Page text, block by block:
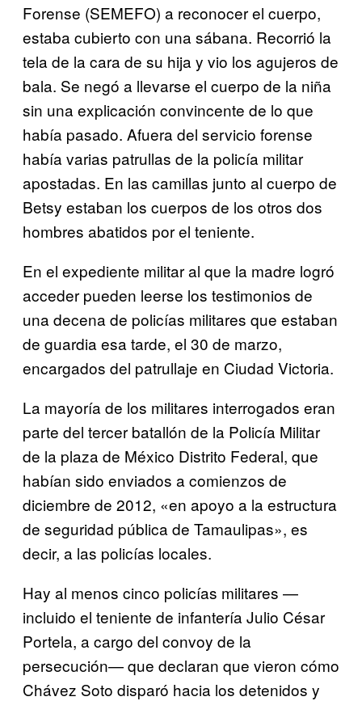
Forense (SEMEFO) a reconocer el cuerpo,
estaba cubierto con una sábana. Recorrió la
tela de la cara de su hija y vio los agujeros de
bala. Se negó a llevarse el cuerpo de la niña
sin una explicación convincente de lo que
había pasado. Afuera del servicio forense
había varias patrullas de la policía militar
apostadas. En las camillas junto al cuerpo de
Betsy estaban los cuerpos de los otros dos
hombres abatidos por el teniente.
En el expediente militar al que la madre logró
acceder pueden leerse los testimonios de
una decena de policías militares que estaban
de guardia esa tarde, el 30 de marzo,
encargados del patrullaje en Ciudad Victoria.
La mayoría de los militares interrogados eran
parte del tercer batallón de la Policía Militar
de la plaza de México Distrito Federal, que
habían sido enviados a comienzos de
diciembre de 2012, «en apoyo a la estructura
de seguridad pública de Tamaulipas», es
decir, a las policías locales.
Hay al menos cinco policías militares —
incluido el teniente de infantería Julio César
Portela, a cargo del convoy de la
persecución— que declaran que vieron cómo
Chávez Soto disparó hacia los detenidos y